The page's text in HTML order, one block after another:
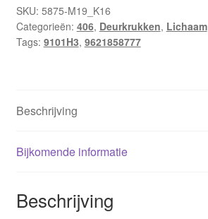
KMPD
9101H3
9621858777
SKU: 5875-M19_K16
Categorieën: 406, Deurkrukken, Lichaam
Tags: 9101H3, 9621858777
Beschrijving
Bijkomende informatie
Beschrijving